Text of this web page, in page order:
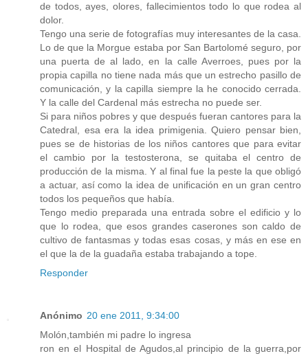
de todos, ayes, olores, fallecimientos todo lo que rodea al
dolor.
Tengo una serie de fotografías muy interesantes de la casa.
Lo de que la Morgue estaba por San Bartolomé seguro, por
una puerta de al lado, en la calle Averroes, pues por la
propia capilla no tiene nada más que un estrecho pasillo de
comunicación, y la capilla siempre la he conocido cerrada.
Y la calle del Cardenal más estrecha no puede ser.
Si para niños pobres y que después fueran cantores para la
Catedral, esa era la idea primigenia. Quiero pensar bien,
pues se de historias de los niños cantores que para evitar
el cambio por la testosterona, se quitaba el centro de
producción de la misma. Y al final fue la peste la que obligó
a actuar, así como la idea de unificación en un gran centro
todos los pequeños que había.
Tengo medio preparada una entrada sobre el edificio y lo
que lo rodea, que esos grandes caserones son caldo de
cultivo de fantasmas y todas esas cosas, y más en ese en
el que la de la guadaña estaba trabajando a tope.
Responder
Anónimo 20 ene 2011, 9:34:00
Molón,también mi padre lo ingresa
ron en el Hospital de Agudos,al principio de la guerra,por